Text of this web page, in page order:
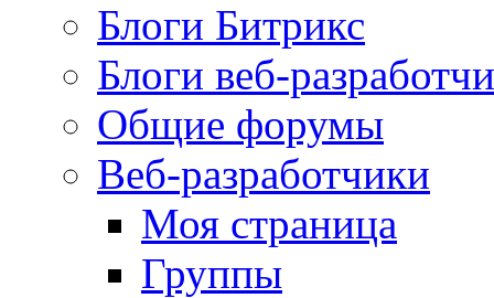
Блоги Битрикс
Блоги веб-
Общие форумы
Веб-разработчики
Моя страница
Группы